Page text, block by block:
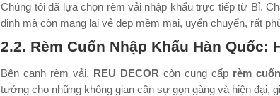
Chúng tôi đã lựa chọn rèm vải nhập khẩu trực tiếp từ Bỉ.
định mà còn mang lại vẻ đẹp mềm mại, uyển chuyển, rất
2.2. Rèm Cuốn Nhập Khẩu Hàn Quốc:
Bên cạnh rèm vải, REU DECOR còn cung cấp rèm
tưởng cho những không gian cần sự gọn gàng và hiện đại,